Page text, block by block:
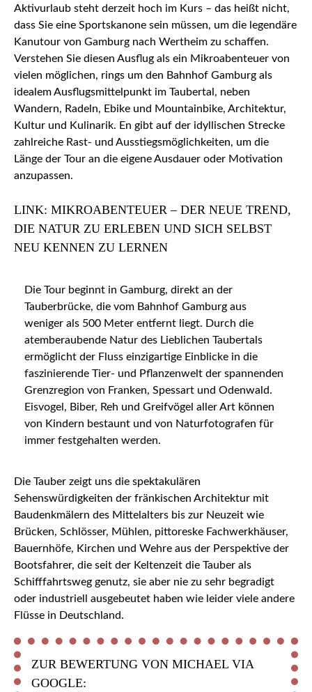
Aktivurlaub steht derzeit hoch im Kurs – das heißt nicht,
dass Sie eine Sportskanone sein müssen, um die legendäre
Kanutour von Gamburg nach Wertheim zu schaffen.
Verstehen Sie diesen Ausflug als ein Mikroabenteuer von
vielen möglichen, rings um den Bahnhof Gamburg als
idealem Ausflugsmittelpunkt im Taubertal, neben
Wandern, Radeln, Ebike und Mountainbike, Architektur,
Kultur und Kulinarik. En gibt auf der idyllischen Strecke
zahlreiche Rast- und Ausstiegsmöglichkeiten, um die
Länge der Tour an die eigene Ausdauer oder Motivation
anzupassen.
LINK: MIKROABENTEUER – DER NEUE TREND,
DIE NATUR ZU ERLEBEN UND SICH SELBST
NEU KENNEN ZU LERNEN
Die Tour beginnt in Gamburg, direkt an der
Tauberbrücke, die vom Bahnhof Gamburg aus
weniger als 500 Meter entfernt liegt. Durch die
atemberaubende Natur des Lieblichen Taubertals
ermöglicht der Fluss einzigartige Einblicke in die
faszinierende Tier- und Pflanzenwelt der spannenden
Grenzregion von Franken, Spessart und Odenwald.
Eisvogel, Biber, Reh und Greifvögel aller Art können
von Kindern bestaunt und von Naturfotografen für
immer festgehalten werden.
Die Tauber zeigt uns die spektakulären
Sehenswürdigkeiten der fränkischen Architektur mit
Baudenkmälern des Mittelalters bis zur Neuzeit wie
Brücken, Schlösser, Mühlen, pittoreske Fachwerkhäuser,
Bauernhöfe, Kirchen und Wehre aus der Perspektive der
Bootsfahrer, die seit der Keltenzeit die Tauber als
Schifffahrtsweg genutz, sie aber nie zu sehr begradigt
oder industriell ausgebeutet haben wie leider viele andere
Flüsse in Deutschland.
ZUR BEWERTUNG VON MICHAEL VIA
GOOGLE: